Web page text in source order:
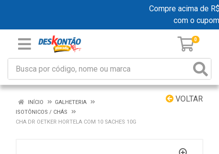
Compre acima de
com o
0
VOLTAR
INÍCIO
GALHETERIA
ISOTÔNICOS / CHÁS
CHA DR OETKER HORTELA COM 10 SACHES 10G